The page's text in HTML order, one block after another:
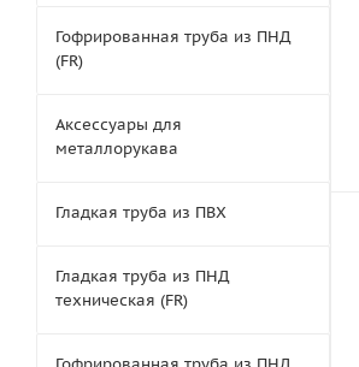
Гофрированная труба из ПНД
(FR)
Аксессуары для
металлорукава
Гладкая труба из ПВХ
Гладкая труба из ПНД
техническая (FR)